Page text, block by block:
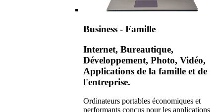
Business - Famille
Internet, Bureautique,
Développement, Photo, Vidéo,
Applications de la famille et de
l'entreprise.
Ordinateurs portables économiques et
performants conçus pour les applications